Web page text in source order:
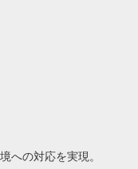
への対応を実現。